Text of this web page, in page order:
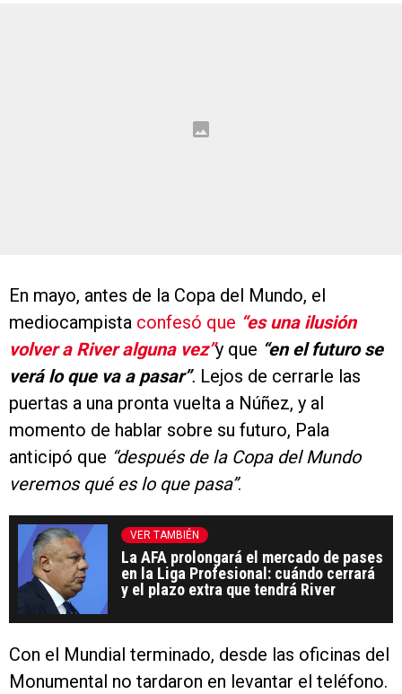
En mayo, antes de la Copa del Mundo, el
mediocampista confesó que “es una ilusión
volver a River alguna vez”y que “en el futuro se
verá lo que va a pasar”. Lejos de cerrarle las
puertas a una pronta vuelta a Núñez, y al
momento de hablar sobre su futuro, Pala
anticipó que “después de la Copa del Mundo
veremos qué es lo que pasa”.
VER TAMBIÉN
La AFA prolongará el mercado de pases
en la Liga Profesional: cuándo cerrará
y el plazo extra que tendrá River
Con el Mundial terminado, desde las oficinas del
Monumental no tardaron en levantar el teléfono.